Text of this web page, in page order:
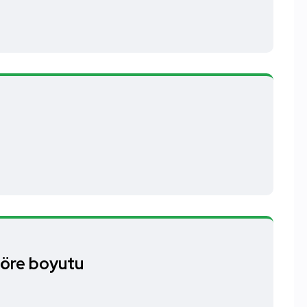
boyutu